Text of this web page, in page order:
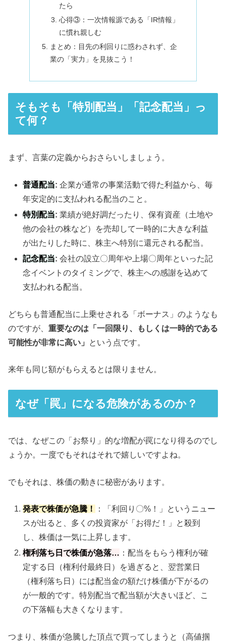
たら
心得③：一次情報源である「IR情報」
に慣れ親しむ
まとめ：目先の利回りに惑わされず、企
業の「実力」を見抜こう！
そもそも「特別配当」「記念配当」っ
て何？
まず、言葉の定義からおさらいしましょう。
普通配当: 企業が通常の事業活動で得た利益から、毎
年安定的に支払われる配当のこと。
特別配当: 業績が絶好調だったり、保有資産（土地や
他の会社の株など）を売却して一時的に大きな利益
が出たりした時に、株主へ特別に還元される配当。
記念配当: 会社の設立〇周年や上場〇周年といった記
念イベントのタイミングで、株主への感謝を込めて
支払われる配当。
どちらも普通配当に上乗せされる「ボーナス」のようなも
のですが、 重要なのは「一回限り、もしくは一時的である
可能性が非常に高い」
という点です。
来年も同じ額がもらえるとは限りません。
なぜ「罠」になる危険があるのか？
では、なぜこの「お祭り」的な増配が罠になり得るのでし
ょうか。一度でもそれはそれで嬉しいですよね。
でもそれは、株価の動きに秘密があります。
発表で株価が急騰！
：「利回り〇%！」というニュー
スが出ると、多くの投資家が「お得だ！」と殺到
し、株価は一気に上昇します。
権利落ち日で株価が急落… ：配当をもらう権利が確
定する日（権利付最終日）を過ぎると、翌営業日
（権利落ち日）には配当金の額だけ株価が下がるの
が一般的です。特別配当で配当額が大きいほど、こ
の下落幅も大きくなります。
つまり、株価が急騰した頂点で買ってしまうと（高値掴